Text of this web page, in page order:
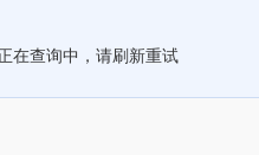
在查询中，请刷新重试